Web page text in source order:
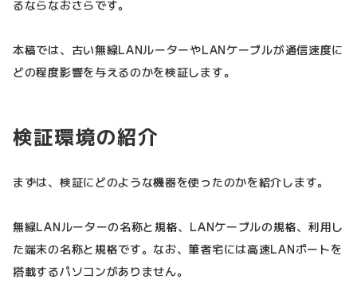
るならなおさらです。
本稿では、古い無線LANルーターやLANケーブルが通信速度に
どの程度影響を与えるのかを検証します。
検証環境の紹介
まずは、検証にどのような機器を使ったのかを紹介します。
無線LANルーターの名称と規格、LANケーブルの規格、利用し
た端末の名称と規格です。なお、筆者宅には高速LANポートを
搭載するパソコンがありません。